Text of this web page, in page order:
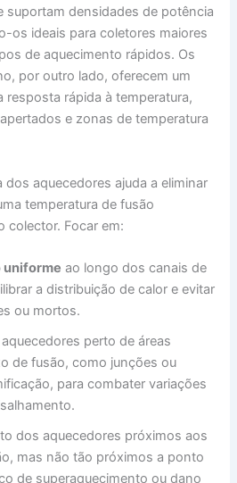
suportam densidades de potência
os ideais para coletores maiores
de aquecimento rápidos. Os
por outro lado, oferecem um
rápida à temperatura,
e zonas de temperatura
aquecedores ajuda a eliminar
temperatura de fusão
colector. Focar em:
uniforme ao longo dos canais de
a distribuição de calor e evitar
ou mortos.
perto de áreas
de fusão, como junções ou
para combater variações
dos aquecedores próximos aos
mas não tão próximos a ponto
de superaquecimento ou dano